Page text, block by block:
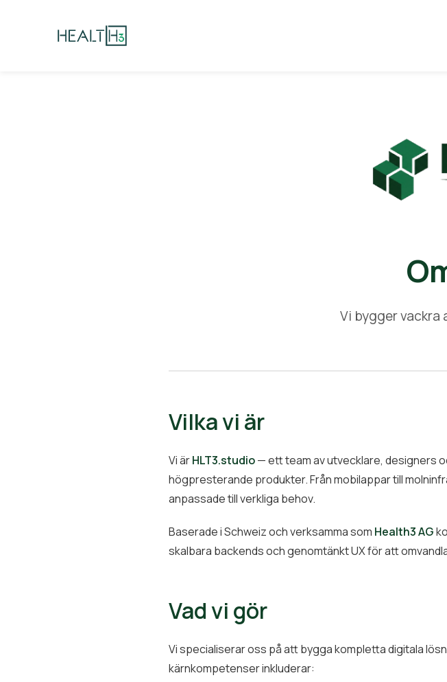
Vi bygger vackra
Vilka vi är
Vi ärHLT3.studio— ett team av utvecklare, designers
högpresterande produkter. Från mobilappar till
anpassade till verkliga behov.
Baserade i Schweiz och verksamma som Health3 AG
skalbara backends och genomtänkt UX för att
Vad vi gör
Vi specialiserar oss på att bygga kompletta digitala
kärnkompetenser inkluderar: